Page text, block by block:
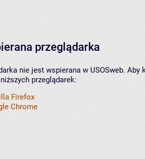
przeglądarka
nie jest wspierana w USOSweb.
przeglądarek:
Firefox
Chrome